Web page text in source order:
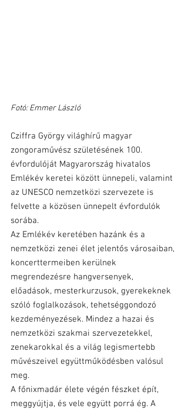
Fotó: Emmer László
Cziffra György világhírű magyar
zongoraművész születésének 100.
évfordulóját Magyarország hivatalos
Emlékév keretei között ünnepeli, valamint
az UNESCO nemzetközi szervezete is
felvette a közösen ünnepelt évfordulók
sorába.
Az Emlékév keretében hazánk és a
nemzetközi zenei élet jelentős városaiban,
koncerttermeiben kerülnek
megrendezésre hangversenyek,
előadások, mesterkurzusok, gyerekeknek
szóló foglalkozások, tehetséggondozó
kezdeményezések. Mindez a hazai és
nemzetközi szakmai szervezetekkel,
zenekarokkal és a világ legismertebb
művészeivel együttműködésben valósul
meg.
A főnixmadár élete végén fészket épít,
meggyújtja, és vele együtt porrá ég. A